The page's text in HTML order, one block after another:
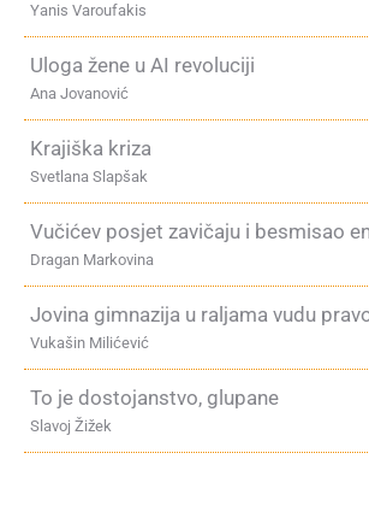
Yanis Varoufakis
Uloga žene u AI revoluciji
Ana Jovanović
Krajiška kriza
Svetlana Slapšak
Vučićev posjet zavičaju i besmisao
Dragan Markovina
Jovina gimnazija u raljama vudu
Vukašin Milićević
To je dostojanstvo, glupane
Slavoj Žižek